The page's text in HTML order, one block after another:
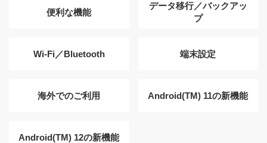
便利な機能
データ移行／バックアッ
プ
Wi-Fi／Bluetooth 端末設定
海外でのご利用 Android(TM) 11の新機能
Android(TM) 12の新機能